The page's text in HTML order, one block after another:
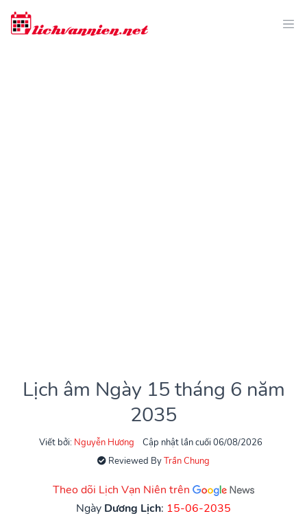
Lịch âm Ngày 15 tháng 6 năm
2035
Viết bởi: Nguyễn Hương
Cập nhật lần cuối 06/08/2026
Reviewed ByTrần Chung
Theo dõi Lịch Vạn Niên trên
Ngày Dương Lịch: 15-06-2035